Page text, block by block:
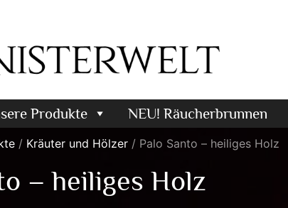
Produkte NEU! Räucherbrunnen
/ Kräuter und Hölzer / Palo Santo – heiliges Holz
– heiliges Holz